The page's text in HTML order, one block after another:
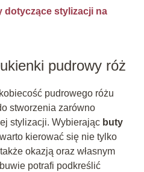
dotyczące stylizacji na
pudrowy róż
pudrowego różu
stworzenia zarówno
stylizacji. Wybierając buty
kierować się nie tylko
okazją oraz własnym
potrafi podkreślić